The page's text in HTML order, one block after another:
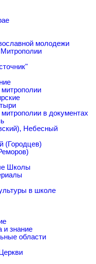
молодежи
в документах
Небесный
(Городцев)
Школы
в школе
и знание
области